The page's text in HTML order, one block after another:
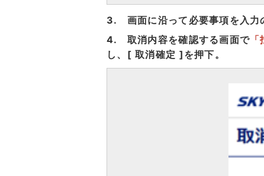
3. 画面に沿って必要事項を入力
4. 取消内容を確認する画面で
し、[ 取消確定 ]を押下。